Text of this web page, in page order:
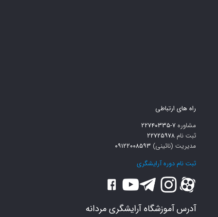
راه های ارتباطی
مشاوره۷-۲۲۷۴۰۳۳۵
ثبت نام ۲۲۷۲۵۹۷۸
مدیریت (نائینی) ۰۹۱۲۲۰۰۸۵۹۳
ثبت نام دوره آرایشگری
آدرس آموزشگاه آرایشگری مردانه